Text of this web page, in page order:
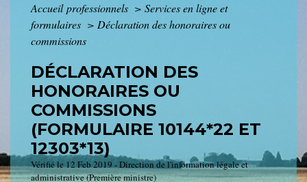
Accueil professionnels > Services en ligne et
formulaires > Déclaration des honoraires ou
commissions
DÉCLARATION DES
HONORAIRES OU
COMMISSIONS
(FORMULAIRE 10144*22 ET
12303*13)
Vérifié le 12 Feb 2019 - Direction de l'information légale et
administrative (Première ministre)